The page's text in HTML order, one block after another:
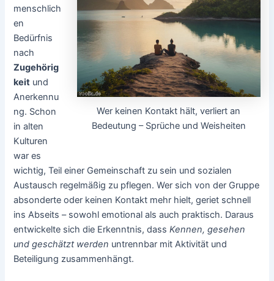
Wer keinen Kontakt hält, verliert an
Bedeutung – Sprüche und Weisheiten
menschlich
en
Bedürfnis
nach
Zugehörig
keit und
Anerkennu
ng. Schon
in alten
Kulturen
war es
wichtig, Teil einer Gemeinschaft zu sein und sozialen
Austausch regelmäßig zu pflegen. Wer sich von der Gruppe
absonderte oder keinen Kontakt mehr hielt, geriet schnell
ins Abseits – sowohl emotional als auch praktisch. Daraus
entwickelte sich die Erkenntnis, dassKennen, gesehen
und geschätzt werden untrennbar mit Aktivität und
Beteiligung zusammenhängt.